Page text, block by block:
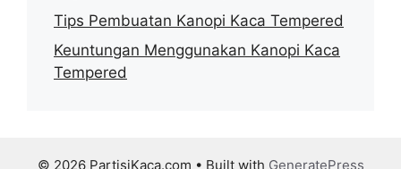
Tips Pembuatan Kanopi Kaca Tempered
Keuntungan Menggunakan Kanopi Kaca
Tempered
© 2026 PartisiKaca.com • Built with GeneratePress